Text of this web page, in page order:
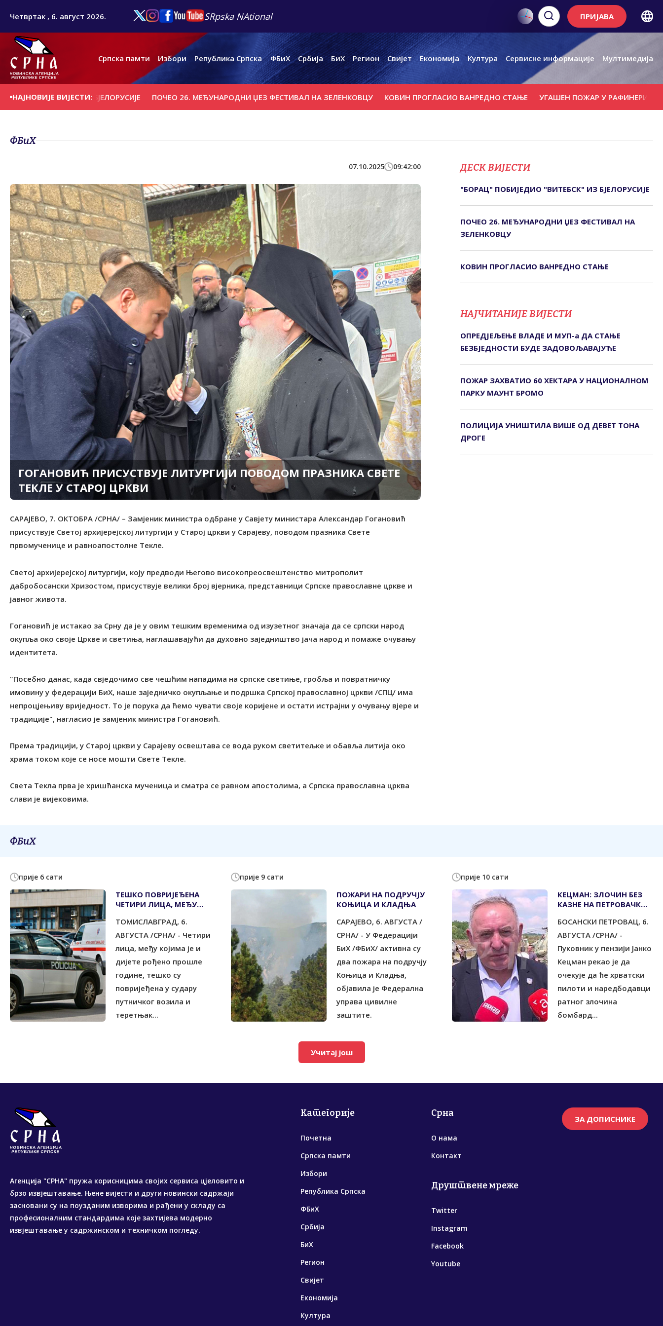
Четвртак , 6. август 2026. SRpska NAtional ПРИЈАВА
Српска памти Избори Република Српска ФБиХ Србија БиХ Регион Свијет Економија Култура Сервисне информације Мултимедија
НАЈНОВИЈЕ ВИЈЕСТИ:
"ВИТЕБСК" ИЗ БЈЕЛОРУСИЈЕ ПОЧЕО 26. МЕЂУНАРОДНИ ЏЕЗ ФЕСТИВАЛ НА ЗЕЛЕНКОВЦУ КОВИН ПРОГЛАСИО ВАНРЕДНО СТАЊЕ УГАШЕН ПОЖАР У РАФИНЕРИЈИ НАФТЕ
ФБиХ
07.10.2025 09:42:00
ГОГАНОВИЋ ПРИСУСTВУЈЕ ЛИТУРГИЈИ ПОВОДОМ ПРАЗНИКА СВЕTЕ
TЕКЛЕ У СTАРОЈ ЦРКВИ
САРАЈЕВО, 7. ОКТОБРА /СРНА/ – Замјеник министра одбране у Савјету министара Александар Гогановић
присуствује Светој архијерејској литургији у Старој цркви у Сарајеву, поводом празника Свете
првомученице и равноапостолне Tекле.
Светој архијерејској литургији, коју предводи Његово високопреосвештенство митрополит
дабробосански Хризостом, присуствује велики број вјерника, представници Српске православне цркве и
јавног живота.
Гогановић је истакао за Срну да је у овим тешким временима од изузетног значаја да се српски народ
окупља око своје Цркве и светиња, наглашавајући да духовно заједништво јача народ и помаже очувању
идентитета.
"Посебно данас, када свједочимо све чешћим нападима на српске светиње, гробља и повратничку
имовину у федерацији БиХ, наше заједничко окупљање и подршка Српској православној цркви /СПЦ/ има
непроцјењиву вриједност. Tо је порука да ћемо чувати своје коријене и остати истрајни у очувању вјере и
традиције", нагласио је замјеник министра Гогановић.
Према традицији, у Старој цркви у Сарајеву освештава се вода руком светитељке и обавља литија око
храма током које се носе мошти Свете Текле.
Света Текла прва је хришћанска мученица и сматра се равном апостолима, а Српска православна црква
слави је вијековима.
ДЕСК ВИЈЕСТИ
"БОРАЦ" ПОБИЈЕДИО "ВИТЕБСК" ИЗ БЈЕЛОРУСИЈЕ
ПОЧЕО 26. МЕЂУНАРОДНИ ЏЕЗ ФЕСТИВАЛ НА
ЗЕЛЕНКОВЦУ
КОВИН ПРОГЛАСИО ВАНРЕДНО СТАЊЕ
НАЈЧИТАНИЈЕ ВИЈЕСТИ
ОПРЕДЈЕЉЕЊЕ ВЛАДЕ И МУП-а ДА СТАЊЕ
БЕЗБЈЕДНОСТИ БУДЕ ЗАДОВОЉАВАЈУЋЕ
ПОЖАР ЗАХВАТИО 60 ХЕКТАРА У НАЦИОНАЛНОМ
ПАРКУ МАУНТ БРОМО
ПОЛИЦИЈА УНИШТИЛА ВИШЕ ОД ДЕВЕТ ТОНА
ДРОГЕ
ФБиХ
прије 6 сати
ТЕШКО ПОВРИЈЕЂЕНА
ЧЕТИРИ ЛИЦА, МЕЂУ
ТОМИСЛАВГРАД, 6.
АВГУСТА /СРНА/ - Четири
лица, међу којима је и
дијете рођено прошле
године, тешко су
повријеђена у судару
путничког возила и
теретњак...
прије 9 сати
ПОЖАРИ НА ПОДРУЧЈУ
КОЊИЦА И КЛАДЊА
САРАЈЕВО, 6. АВГУСТА /
СРНА/ - У Федерацији
БиХ /ФБиХ/ активна су
два пожара на подручју
Коњица и Кладња,
објавила је Федерална
управа цивилне
заштите.
прије 10 сати
КЕЦМАН: ЗЛОЧИН БЕЗ
КАЗНЕ НА ПЕТРОВАЧКОЈ
НОВОГ ГРАДА
БОСАНСКИ ПЕТРОВАЦ, 6.
АВГУСТА /СРНА/ -
Пуковник у пензији Јанко
Кецман рекао је да
очекује да ће хрватски
пилоти и наредбодавци
ратног злочина
бомбард...
Учитај још
Агенција "СРНА" пружа корисницима својих сервиса цјеловито и
брзо извјештавање. Њене вијести и други новински садржаји
засновани су на поузданим изворима и рађени у складу са
професионалним стандардима које захтијева модерно
извјештавање у садржинском и техничком погледу.
Категорије
Почетна
Српска памти
Избори
Република Српска
ФБиХ
Србија
БиХ
Регион
Свијет
Економија
Култура
Срна
О нама
Контакт
Друштвене мреже
Twitter
Instagram
Facebook
Youtube
ЗА ДОПИСНИКЕ